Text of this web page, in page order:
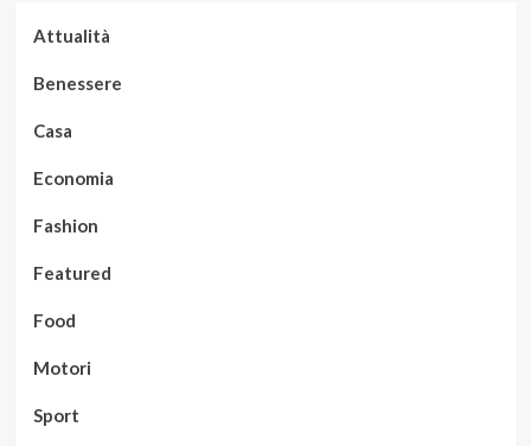
Attualità
Benessere
Casa
Economia
Fashion
Featured
Food
Motori
Sport